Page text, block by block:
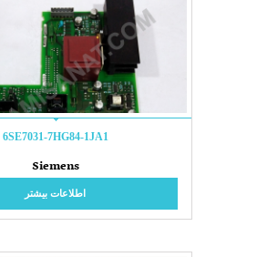
6SE7031-7HG84-1JA1
Siemens
اطلاعات بیشتر